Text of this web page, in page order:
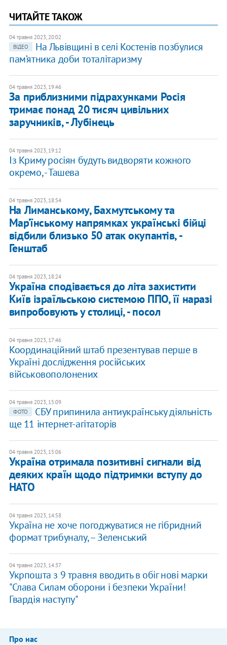
ЧИТАЙТЕ ТАКОЖ
04 травня 2023, 20:02
ВІДЕО
На Львівщині в селі Костенів позбулися
пам’ятника доби тоталітаризму
04 травня 2023, 19:46
За приблизними підрахунками Росія
тримає понад 20 тисяч цивільних
заручників, - Лубінець
04 травня 2023, 19:12
Із Криму росіян будуть видворяти кожного
окремо, - Ташева
04 травня 2023, 18:54
На Лиманському, Бахмутському та
Мар’їнському напрямках українські бійці
відбили близько 50 атак окупантів, -
Генштаб
04 травня 2023, 18:24
Україна сподівається до літа захистити
Київ ізраїльською системою ППО, її наразі
випробовують у столиці, - посол
04 травня 2023, 17:46
Координаційний штаб презентував перше в
Україні дослідження російських
військовополонених
04 травня 2023, 15:09
ФОТО
СБУ припинила антиукраїнську діяльність
ще 11 інтернет-агітаторів
04 травня 2023, 15:06
Україна отримала позитивні сигнали від
деяких країн щодо підтримки вступу до
НАТО
04 травня 2023, 14:58
Україна не хоче погоджуватися не гібридний
формат трибуналу, – Зеленський
04 травня 2023, 14:37
Укрпошта з 9 травня вводить в обіг нові марки
"Слава Силам оборони і безпеки України!
Гвардія наступу"
Про нас